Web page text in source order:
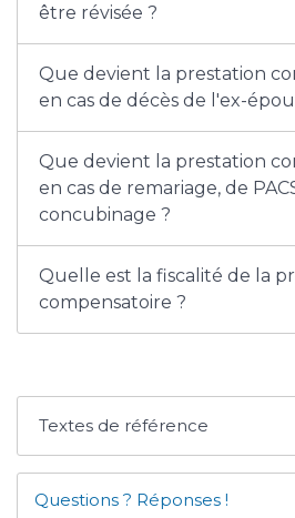
être révisée ?
Que devient la prestation
en cas de décès de l'ex-
Que devient la prestation
en cas de remariage, de
concubinage ?
Quelle est la fiscalité de la
compensatoire ?
Textes de référence
Questions ? Réponses !